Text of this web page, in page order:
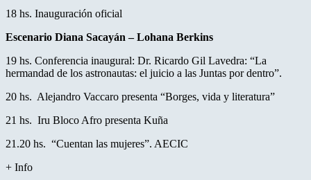
18 hs. Inauguración oficial
Escenario Diana Sacayán – Lohana Berkins
19 hs. Conferencia inaugural: Dr. Ricardo Gil Lavedra: “La
hermandad de los astronautas: el juicio a las Juntas por dentro”.
20 hs. Alejandro Vaccaro presenta “Borges, vida y literatura”
21 hs. Iru Bloco Afro presenta Kuña
21.20 hs. “Cuentan las mujeres”. AECIC
+ Info